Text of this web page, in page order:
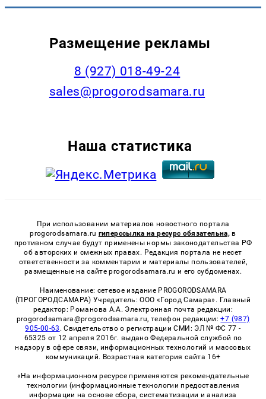
Размещение рекламы
8 (927) 018-49-24
sales@progorodsamara.ru
Наша статистика
При использовании материалов новостного портала
progorodsamara.ru гиперссылка на ресурс обязательна, в
противном случае будут применены нормы законодательства РФ
об авторских и смежных правах. Редакция портала не несет
ответственности за комментарии и материалы пользователей,
размещенные на сайте progorodsamara.ru и его субдоменах.
Наименование: сетевое издание PROGORODSAMARA
(ПРОГОРОДСАМАРА) Учредитель: ООО «Город Самара». Главный
редактор: Романова А.А. Электронная почта редакции:
progorodsamara@progorodsamara.ru, телефон редакции:+7 (987)
905-00-63 . Свидетельство о регистрации СМИ: ЭЛ № ФС 77 -
65325 от 12 апреля 2016г. выдано Федеральной службой по
надзору в сфере связи, информационных технологий и массовых
коммуникаций. Возрастная категория сайта 16+
«На информационном ресурсе применяются рекомендательные
технологии (информационные технологии предоставления
информации на основе сбора, систематизации и анализа